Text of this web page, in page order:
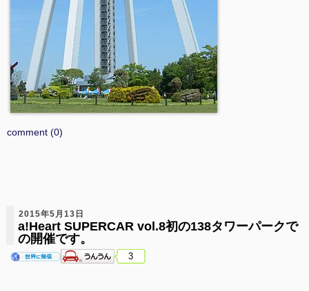
comment (0)
2015年5月13日
a!Heart SUPERCAR vol.8初の138タワーパークで
の開催です。
3